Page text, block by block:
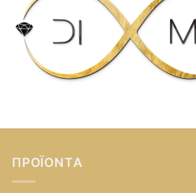
ΠΡΟΪΌΝΤΑ